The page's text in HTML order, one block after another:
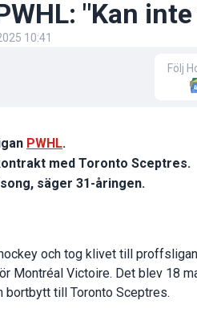
"Kan
10:41
Följ
PWHL.
med Toronto Sceptres.
säger 31-åringen.
och tog klivet till
Montréal Victoire. Det blev 18
bortbytt till Toronto Sceptres.